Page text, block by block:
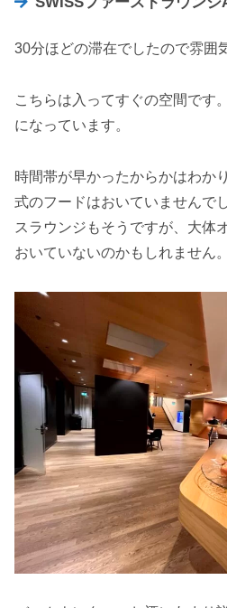
30分ほどの滞在でしたので雰囲
こちらは入ってすぐの空間です
になっています。
時間帯が早かったからかはわか
式のフードはおいていませんで
スラウンジもそうですが、大体
おいていないのかもしれません。